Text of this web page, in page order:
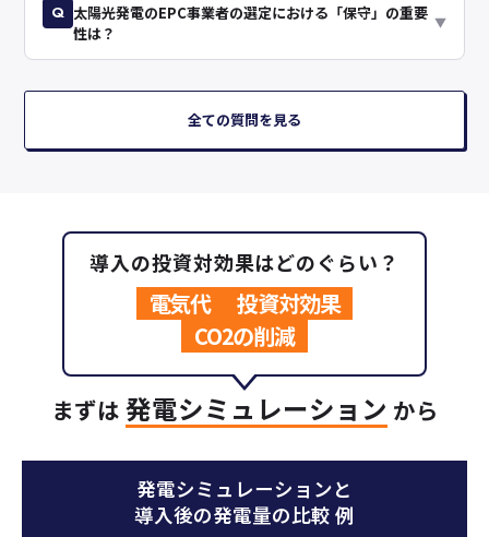
Q 太陽光発電のEPC事業者の選定における「保守」の重要
性は？
▼
全ての質問を見る
導入の投資対効果はどのぐらい？
電気代
投資対効果
CO2の削減
まずは 発電シミュレーション から
発電シミュレーションと
導入後の発電量の比較 例